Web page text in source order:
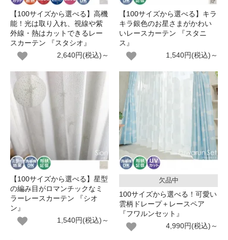
【100サイズから選べる】高機
能！光は取り入れ、視線や紫
外線・熱はカットできるレー
スカーテン 『スタシオ』
2,640円(税込)～
【100サイズから選べる】キラ
キラ銀色のお星さまがかわい
いレースカーテン 『スタニ
ス』
1,540円(税込)～
【100サイズから選べる】星型
の編み目がロマンチックなミ
ラーレースカーテン 『シオ
ン』
1,540円(税込)～
欠品中
100サイズから選べる！可愛い
雲柄ドレープ＋レースペア
『フワルンセット』
4,990円(税込)～